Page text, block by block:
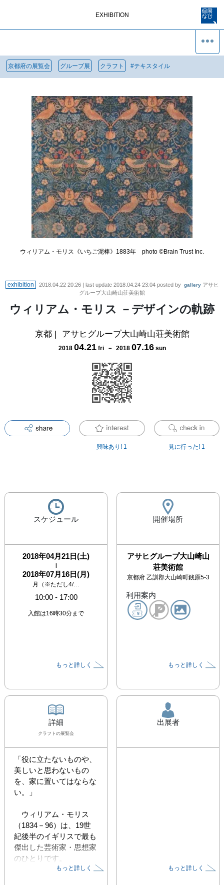
EXHIBITION
京都府の展覧会 グループ展 クラフト #テキスタイル
ウィリアム・モリス《いちご泥棒》1883年 photo ©Brain Trust Inc.
exhibition 2018.04.22 20:26| last update 2018.04.24 23:04posted by gallery アサヒ
グループ大山崎山荘美術館
ウィリアム・モリス －デザインの軌跡
京都| アサヒグループ大山崎山荘美術館
2018 04.21 fri－ 2018 07.16 sun
興味あり! 1 見に行った! 1
スケジュール
2018年04月21日(土)
|
2018年07月16日(月)
月（※ただし4/…
10:00- 17:00
入館は16時30分まで
もっと詳しく
開催場所
アサヒグループ大山崎山
荘美術館
京都府 乙訓郡大山崎町銭原5-3
利用案内
もっと詳しく
詳細
クラフト の展覧会
「役に立たないものや、
美しいと思わないもの
を、家に置いてはならな
い。」
ウィリアム・モリス
（1834－96）は、19世
紀後半のイギリスで最も
傑出した芸術家・思想家
のひとりです。
産業革命により粗悪な
もっと詳しく
出展者
もっと詳しく